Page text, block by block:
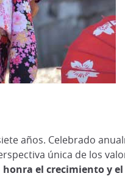
años. Celebrado
única de los
honra el crecimiento y